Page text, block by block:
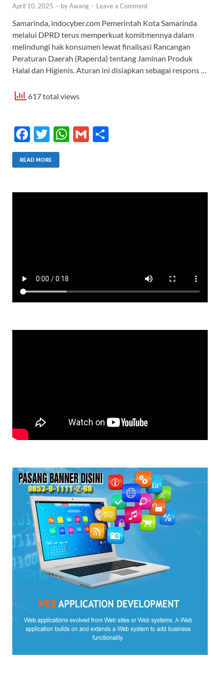
April 10, 2025 - byAwang - Leave a Comment
Samarinda, indocyber.com Pemerintah Kota Samarinda
melalui DPRD terus memperkuat komitmennya dalam
melindungi hak konsumen lewat finalisasi Rancangan
Peraturan Daerah (Raperda) tentang Jaminan Produk
Halal dan Higienis. Aturan ini disiapkan sebagai respons …
617 total views
F
ac
e
o
T
w
itt
W
A
G
READ MORE